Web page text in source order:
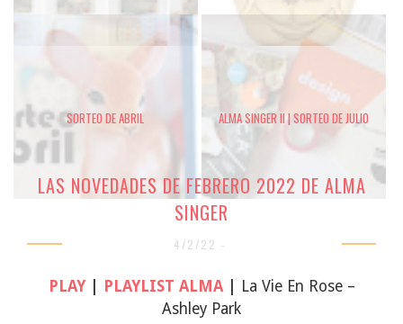
SORTEO DE ABRIL ALMA SINGER II | SORTEO DE JULIO
LAS NOVEDADES DE FEBRERO 2022 DE ALMA
SINGER
4/2/22 -
PLAY| PLAYLIST ALMA|
La Vie En Rose –
Ashley Park